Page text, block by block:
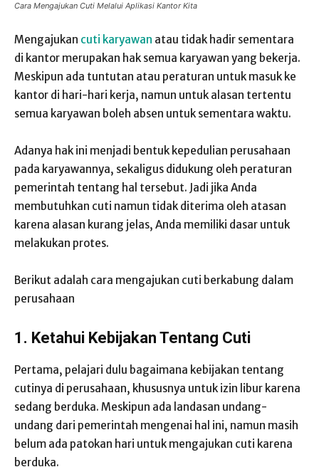
Cara Mengajukan Cuti Melalui Aplikasi Kantor Kita
Mengajukan cuti karyawan atau tidak hadir sementara
di kantor merupakan hak semua karyawan yang bekerja.
Meskipun ada tuntutan atau peraturan untuk masuk ke
kantor di hari-hari kerja, namun untuk alasan tertentu
semua karyawan boleh absen untuk sementara waktu.
Adanya hak ini menjadi bentuk kepedulian perusahaan
pada karyawannya, sekaligus didukung oleh peraturan
pemerintah tentang hal tersebut. Jadi jika Anda
membutuhkan cuti namun tidak diterima oleh atasan
karena alasan kurang jelas, Anda memiliki dasar untuk
melakukan protes.
Berikut adalah cara mengajukan cuti berkabung dalam
perusahaan
1. Ketahui Kebijakan Tentang Cuti
Pertama, pelajari dulu bagaimana kebijakan tentang
cutinya di perusahaan, khususnya untuk izin libur karena
sedang berduka. Meskipun ada landasan undang-
undang dari pemerintah mengenai hal ini, namun masih
belum ada patokan hari untuk mengajukan cuti karena
berduka.